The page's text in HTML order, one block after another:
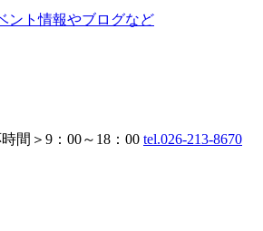
ント情報やブログなど
間＞9：00～18：00 tel.026-213-8670